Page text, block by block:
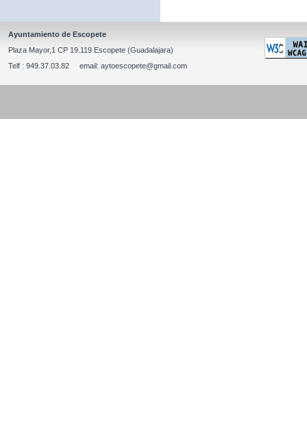
Ayuntamiento de Escopete
Plaza Mayor,1 CP 19.119 Escopete (Guadalajara)
Telf : 949.37.03.82 email: aytoescopete@gmail.com